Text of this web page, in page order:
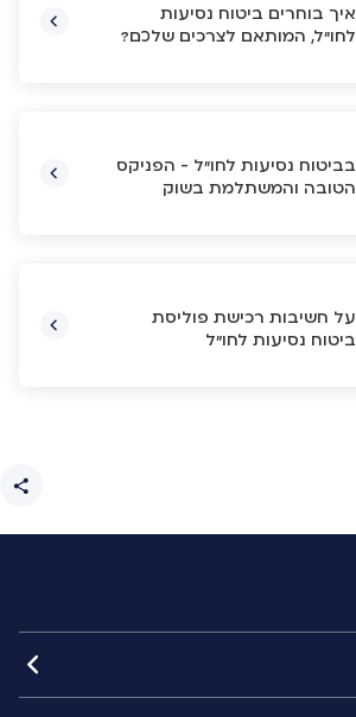
איך בוחרים ביטוח נסיעות
לחו"ל, המותאם לצרכים שלכם?
בביטוח נסיעות לחו"ל - הפניקס
הטובה והמשתלמת בשוק
על חשיבות רכישת פוליסת
ביטוח נסיעות לחו"ל